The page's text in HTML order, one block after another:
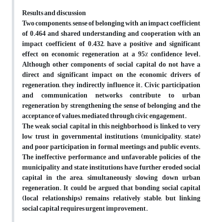
Results and discussion
Two components, sense of belonging with an impact coefficient
of 0.464 and shared understanding and cooperation with an
impact coefficient of 0.432, have a positive and significant
effect on economic regeneration at a 95% confidence level.
Although other components of social capital do not have a
direct and significant impact on the economic drivers of
regeneration, they indirectly influence it. Civic participation
and communication networks contribute to urban
regeneration by strengthening the sense of belonging and the
acceptance of values, mediated through civic engagement.
The weak social capital in this neighborhood is linked to very
low trust in governmental institutions (municipality, state)
and poor participation in formal meetings and public events.
The ineffective performance and unfavorable policies of the
municipality and state institutions have further eroded social
capital in the area, simultaneously slowing down urban
regeneration. It could be argued that bonding social capital
(local relationships) remains relatively stable, but linking
social capital requires urgent improvement.